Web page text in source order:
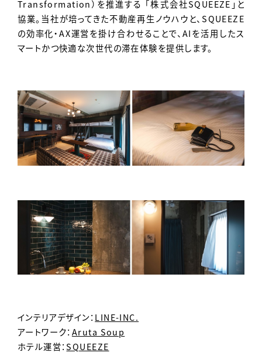
Transformation）を推進する 「株式会社SQUEEZE」と
協業。当社が培ってきた不動産再生ノウハウと、SQUEEZE
の効率化・AX運営を掛け合わせることで、AIを活用したス
マートかつ快適な次世代の滞在体験を提供します。
インテリアデザイン： LINE-INC.
アートワーク： Aruta Soup
ホテル運営：SQUEEZE